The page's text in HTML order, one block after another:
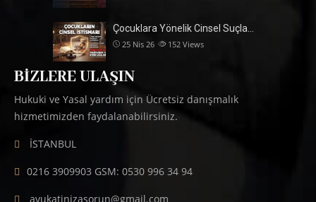
Çocuklara Yönelik Cinsel Suçla…
25 Nis 26 152 Views
BIZLERE ULAŞIN
Hukuki ve Yasal yardım için Ücretsiz danışmalık
hizmetimizden faydalanabilirsiniz.
İSTANBUL
0216 3909903 GSM: 0530 996 34 94
avukatinizasorun@gmail.com